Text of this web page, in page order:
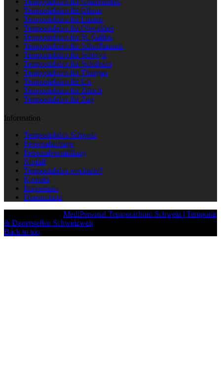
Temporärbüro für Glarus
Temporärbüro für Luzern
Temporärbüro für Obwalden
Temporärbüro für St. Gallen
Temporärbüro für Schaffhausen
Temporärbüro für Schwyz
Temporärbüro für Solothurn
Temporärbüro für Thurgau
Temporärbüro für Uri
Temporärbüro für Zürich
Temporärbüro für Zug
Information
Temporärbüro Schweiz
Personalanfrage
Personalvermittlung
Notfall
Temporärbüro wechseln?
Kontakt
Impressum
Datenschutz
MediPersonal Temporärbüro Schweiz | Temporär
& Dauerstellen Schweizweit
Back to top